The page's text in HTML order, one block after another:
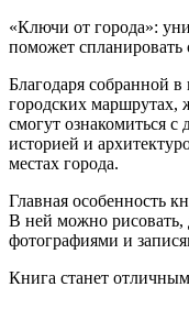
«Ключи от города»:
поможет спланировать
Благодаря собранной
городских маршрутах,
смогут ознакомиться с
историей и
местах города.
Главная особенность
В ней можно рисовать,
фотографиями и
Книга станет